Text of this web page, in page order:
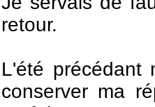
retour.
L'été précédant
conserver ma